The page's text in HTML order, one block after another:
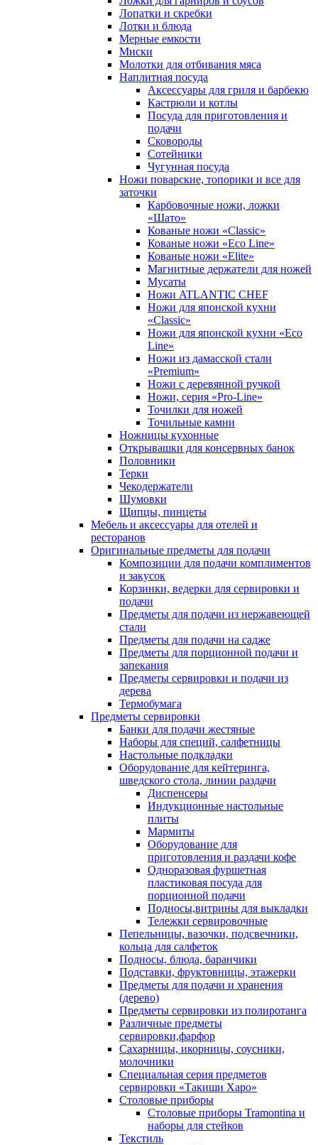
Лопатки и скребки
Лотки и блюда
Мерные емкости
Миски
Молотки для отбивания мяса
Наплитная посуда
Аксессуары для гриля и барбекю
Кастрюли и котлы
Посуда для приготовления и
подачи
Сковороды
Сотейники
Чугунная посуда
Ножи поварские, топорики и все для
заточки
Карбовочные ножи, ложки
«Шато»
Кованые ножи «Classic»
Кованые ножи «Eco Line»
Кованые ножи «Elite»
Магнитные держатели для ножей
Мусаты
Ножи ATLANTIC CHEF
Ножи для японской кухни
«Classic»
Ножи для японской кухни «Eco
Line»
Ножи из дамасской стали
«Premium»
Ножи с деревянной ручкой
Ножи, серия «Pro-Line»
Точилки для ножей
Точильные камни
Ножницы кухонные
Открывашки для консервных банок
Половники
Терки
Чекодержатели
Шумовки
Щипцы, пинцеты
Мебель и аксессуары для отелей и
ресторанов
Оригинальные предметы для подачи
Композиции для подачи комплиментов
и закусок
Корзинки, ведерки для сервировки и
подачи
Предметы для подачи из нержавеющей
стали
Предметы для подачи на садже
Предметы для порционной подачи и
запекания
Предметы сервировки и подачи из
дерева
Термобумага
Предметы сервировки
Банки для подачи жестяные
Наборы для специй, салфетницы
Настольные подкладки
Оборудование для кейтеринга,
шведского стола, линии раздачи
Диспенсеры
Индукционные настольные
плиты
Мармиты
Оборудование для
приготовления и раздачи кофе
Одноразовая фуршетная
пластиковая посуда для
порционной подачи
Подносы,витрины для выкладки
Тележки сервировочные
Пепельницы, вазочки, подсвечники,
кольца для салфеток
Подносы, блюда, баранчики
Подставки, фруктовницы, этажерки
Предметы для подачи и хранения
(дерево)
Предметы сервировки из полиротанга
Различные предметы
сервировки,фарфор
Сахарницы, икорницы, соусники,
молочники
Специальная серия предметов
сервировки «Такиши Харо»
Столовые приборы
Столовые приборы Trаmоntina и
наборы для стейков
Текстиль